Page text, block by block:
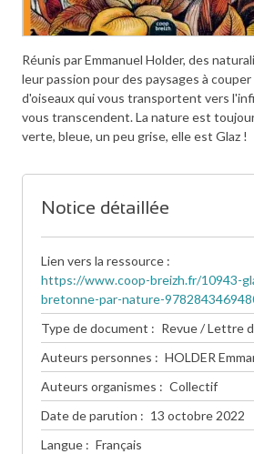
Réunis par Emmanuel Holder, des
leur passion pour des paysages à
d'oiseaux qui vous transportent vers
vous transcendent. La nature est
verte, bleue, un peu grise, elle est Glaz !
Notice détaillée
Lien vers la ressource
https://www.coop-breizh.fr/10943-
bretonne-par-nature-
Type de document
Revue / Lettre
Auteurs personnes
HOLDER
Auteurs organismes
Collectif
Date de parution
13 octobre 2022
Langue
Français